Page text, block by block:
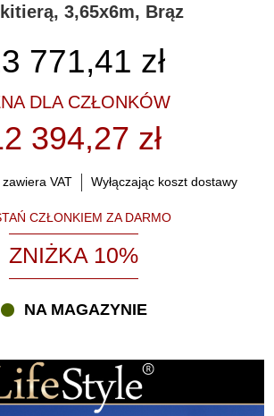
3,65x6m, Brąz
771,41 zł
DLA CZŁONKÓW
394,27 zł
VAT Wyłączając koszt dostawy
CZŁONKIEM ZA DARMO
ZNIŻKA 10%
NA MAGAZYNIE